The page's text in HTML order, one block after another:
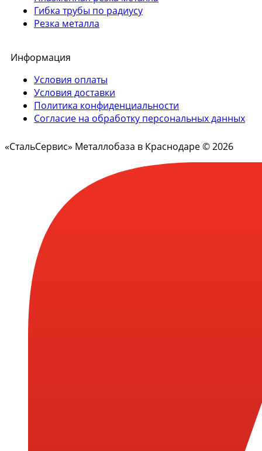
Гибка трубы по радиусу
Резка металла
Информация
Условия оплаты
Условия доставки
Политика конфиденциальности
Согласие на обработку персональных данных
«СтальСервис» Металлобаза в Краснодаре © 2026